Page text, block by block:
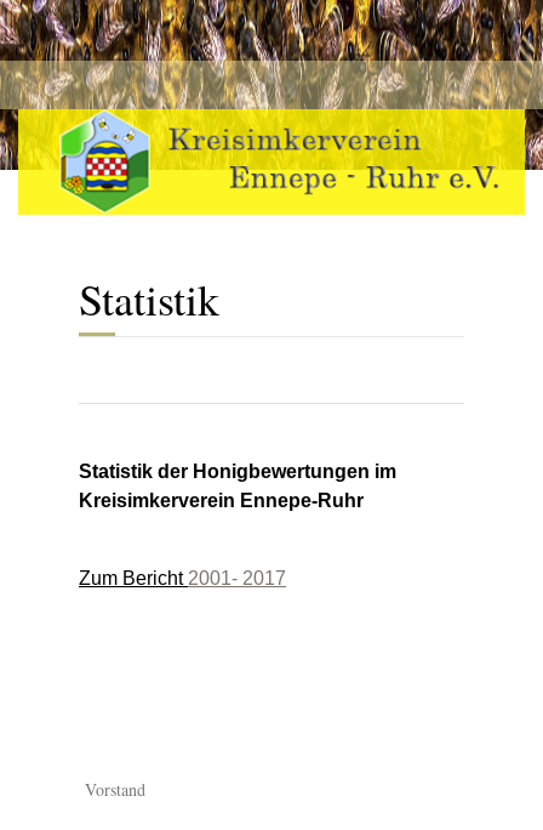
Statistik
Statistik der Honigbewertungen im
Kreisimkerverein Ennepe-Ruhr
Zum Bericht 2001- 2017
Vorstand